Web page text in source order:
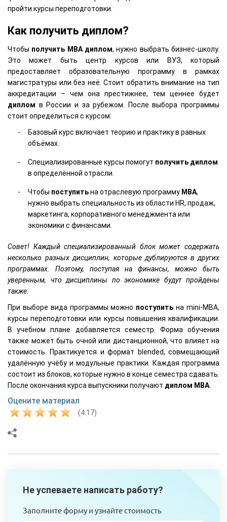
пройти курсы переподготовки.
Как получить диплом?
Чтобы получить MBA диплом, нужно выбрать бизнес-школу.
Это может быть центр курсов или ВУЗ, который
предоставляет образовательную программу в рамках
магистратуры или без неё. Стоит обратить внимание на тип
аккредитации – чем она престижнее, тем ценнее будет
диплом в России и за рубежом. После выбора программы
стоит определиться с курсом:
Базовый курс включает теорию и практику в равных
объёмах.
Специализированные курсы помогут получить диплом
в определённой отрасли.
Чтобы поступитьна отраслевую программу MBA,
нужно выбрать специальность из области HR, продаж,
маркетинга, корпоративного менеджмента или
экономики с финансами.
Совет! Каждый специализированный блок может содержать
несколько разных дисциплин, которые дублируются в других
программах. Поэтому, поступая на финансы, можно быть
уверенным, что дисциплины по экономике будут пройдены
также.
При выборе вида программы можно поступить на mini-MBA,
курсы переподготовки или курсы повышения квалификации.
В учебном плане добавляется семестр. Форма обучения
также может быть очной или дистанционной, что влияет на
стоимость. Практикуется и формат blended, совмещающий
удалённую учёбу и модульные практики. Каждая программа
состоит из блоков, которые нужно в конце семестра сдавать.
После окончания курса выпускники получают диплом MBA
Оцените материал
(4.17)
Не успеваете написать работу?
Заполните форму и узнайте стоимость